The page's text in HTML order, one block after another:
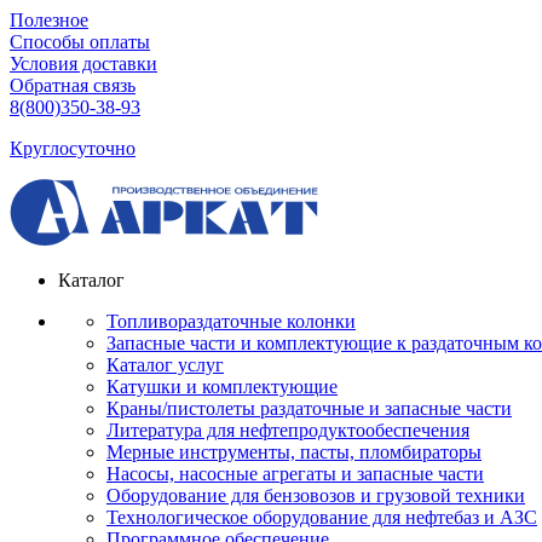
Полезное
Способы оплаты
Условия доставки
Обратная связь
8(800)350-38-93
Круглосуточно
Каталог
Топливораздаточные колонки
Запасные части и комплектующие к раздаточным
Каталог услуг
Катушки и комплектующие
Краны/пистолеты раздаточные и запасные части
Литература для нефтепродуктообеспечения
Мерные инструменты, пасты, пломбираторы
Насосы, насосные агрегаты и запасные части
Оборудование для бензовозов и грузовой техники
Технологическое оборудование для нефтебаз и АЗС